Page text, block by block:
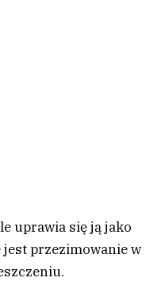
uprawia się ją jako
przezimowanie w